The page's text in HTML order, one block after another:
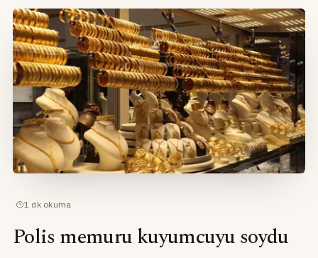
· 1 dk okuma
Polis memuru kuyumcuyu soydu